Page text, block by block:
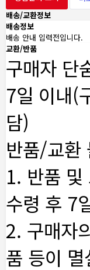
배송/교환정보
배송정보
배송 안내 입력전입니다.
교환/반품
구매자 단
7일 이내(
담)
반품/교환
1. 반품 및
수령 후 7
2. 구매자
품 등이